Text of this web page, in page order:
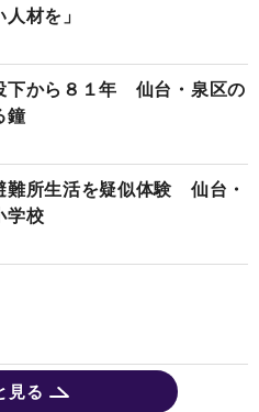
材を」
下から８１年 仙台・泉区の
鐘
難所生活を疑似体験 仙台・
学校
見る